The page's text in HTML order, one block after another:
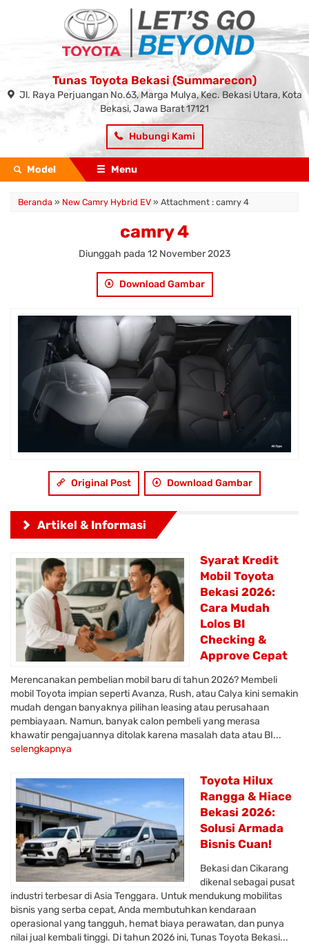
Tunas Toyota Bekasi (Summarecon)
Jl. Raya Perjuangan No.63, Marga Mulya, Kec. Bekasi Utara, Kota
Bekasi, Jawa Barat 17121
Hubungi Kami
Model Menu
Beranda » New Camry Hybrid EV » Attachment : camry 4
camry 4
Diunggah pada 12 November 2023
Download Gambar
Original Post Download Gambar
Artikel & Informasi
Syarat Kredit
Mobil Toyota
Bekasi 2026:
Cara Mudah
Lolos BI
Checking &
Approve Cepat
Merencanakan pembelian mobil baru di tahun 2026? Membeli
mobil Toyota impian seperti Avanza, Rush, atau Calya kini semakin
mudah dengan banyaknya pilihan leasing atau perusahaan
pembiayaan. Namun, banyak calon pembeli yang merasa
khawatir pengajuannya ditolak karena masalah data atau BI...
selengkapnya
Toyota Hilux
Rangga & Hiace
Bekasi 2026:
Solusi Armada
Bisnis Cuan!
Bekasi dan Cikarang
dikenal sebagai pusat
industri terbesar di Asia Tenggara. Untuk mendukung mobilitas
bisnis yang serba cepat, Anda membutuhkan kendaraan
operasional yang tangguh, hemat biaya perawatan, dan punya
nilai jual kembali tinggi. Di tahun 2026 ini, Tunas Toyota Bekasi...